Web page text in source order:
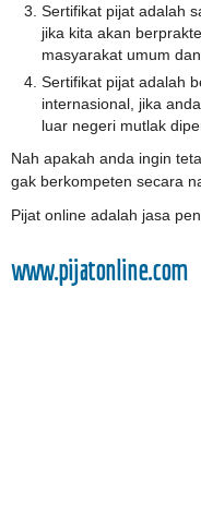
Sertifikat pijat adalah
jika kita akan
masyarakat umum
Sertifikat pijat adalah
internasional, jika
luar negeri mutlak
Nah apakah anda ingin
gak berkompeten secara
Pijat online adalah jasa
www.pijatonline.com